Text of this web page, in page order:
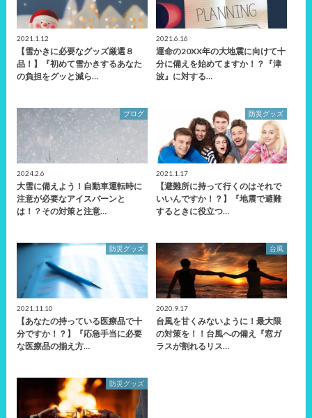
2021.1.12
【雪かきに必要なグッズ厳選８
品！】『初めて雪かきするあなた
の負担をグッと減ら…
2021.6.16
運命の20XX年の大地震に向けて十
分に備えを始めてますか！？『津
波』に対する…
ブログ
2024.2.6
大雪に備えよう！自動車運転時に
注意が必要なアイスバーンと
は！？その対策と注意…
防災グッズ
2021.1.17
【避難所に持って行くのはそれで
いいんですか！？】『地震で避難
するときに役立つ…
防災グッズ
2021.11.10
【あなたの持っている医療品で十
分ですか！？】『応急手当に必要
な医療品の揃え方…
台風
2020.9.17
台風を甘くみないように！最大限
の対策を！！台風への備え『窓ガ
ラスが割れるリス…
防災グッズ